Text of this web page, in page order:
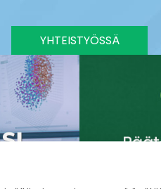
YHTEISTYÖSSÄ